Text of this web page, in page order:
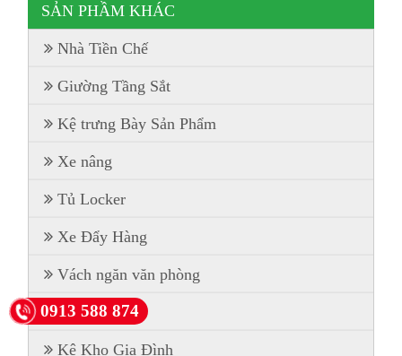
SẢN PHẦM KHÁC
Nhà Tiền Chế
Giường Tầng Sắt
Kệ trưng Bày Sản Phẩm
Xe nâng
Tủ Locker
Xe Đẩy Hàng
Vách ngăn văn phòng
Kệ Pallet
Kệ Kho Gia Đình
0913 588 874